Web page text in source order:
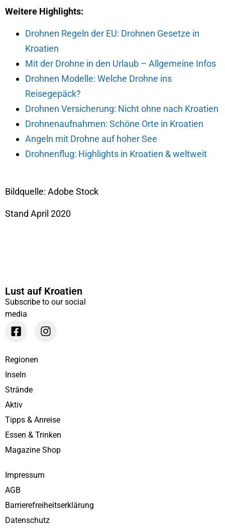
Weitere Highlights:
Drohnen Regeln der EU: Drohnen Gesetze in
Kroatien
Mit der Drohne in den Urlaub – Allgemeine Infos
Drohnen Modelle: Welche Drohne ins
Reisegepäck?
Drohnen Versicherung: Nicht ohne nach Kroatien
Drohnenaufnahmen: Schöne Orte in Kroatien
Angeln mit Drohne auf hoher See
Drohnenflug: Highlights in Kroatien & weltweit
Bildquelle: Adobe Stock
Stand April 2020
Lust auf Kroatien
Subscribe to our social
media
Regionen
Inseln
Strände
Aktiv
Tipps & Anreise
Essen & Trinken
Magazine Shop
Impressum
AGB
Barrierefreiheitserklärung
Datenschutz